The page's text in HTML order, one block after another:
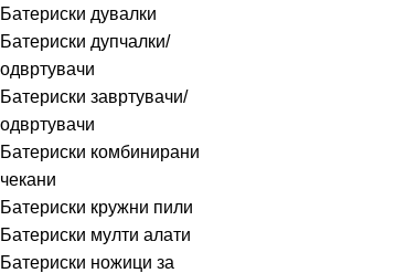
Батериски дувалки
Батериски дупчалки/
одвртувачи
Батериски завртувачи/
одвртувачи
Батериски комбинирани
чекани
Батериски кружни пили
Батериски мулти алати
Батериски ножици за